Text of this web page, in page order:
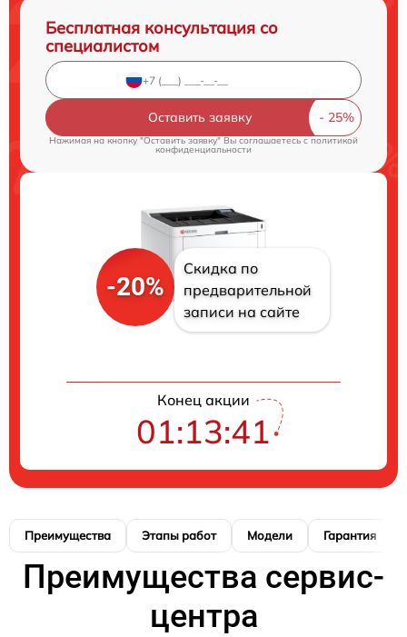
Бесплатная консультация со
специалистом
Оставить заявку
Нажимая на кнопку "Оставить заявку" Вы соглашаетесь cполитикой
конфиденциальности
-20%
Скидка по
предварительной
записи на сайте
Конец акции
01:13:40
Преимущества Этапы работ Модели Гарантия
Преимущества сервис-
центра